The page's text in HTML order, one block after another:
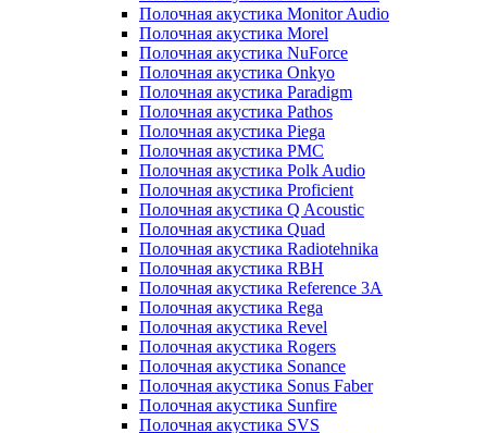
Полочная акустика Monitor Audio
Полочная акустика Morel
Полочная акустика NuForce
Полочная акустика Onkyo
Полочная акустика Paradigm
Полочная акустика Pathos
Полочная акустика Piega
Полочная акустика PMC
Полочная акустика Polk Audio
Полочная акустика Proficient
Полочная акустика Q Acoustic
Полочная акустика Quad
Полочная акустика Radiotehnika
Полочная акустика RBH
Полочная акустика Reference 3A
Полочная акустика Rega
Полочная акустика Revel
Полочная акустика Rogers
Полочная акустика Sonance
Полочная акустика Sonus Faber
Полочная акустика Sunfire
Полочная акустика SVS